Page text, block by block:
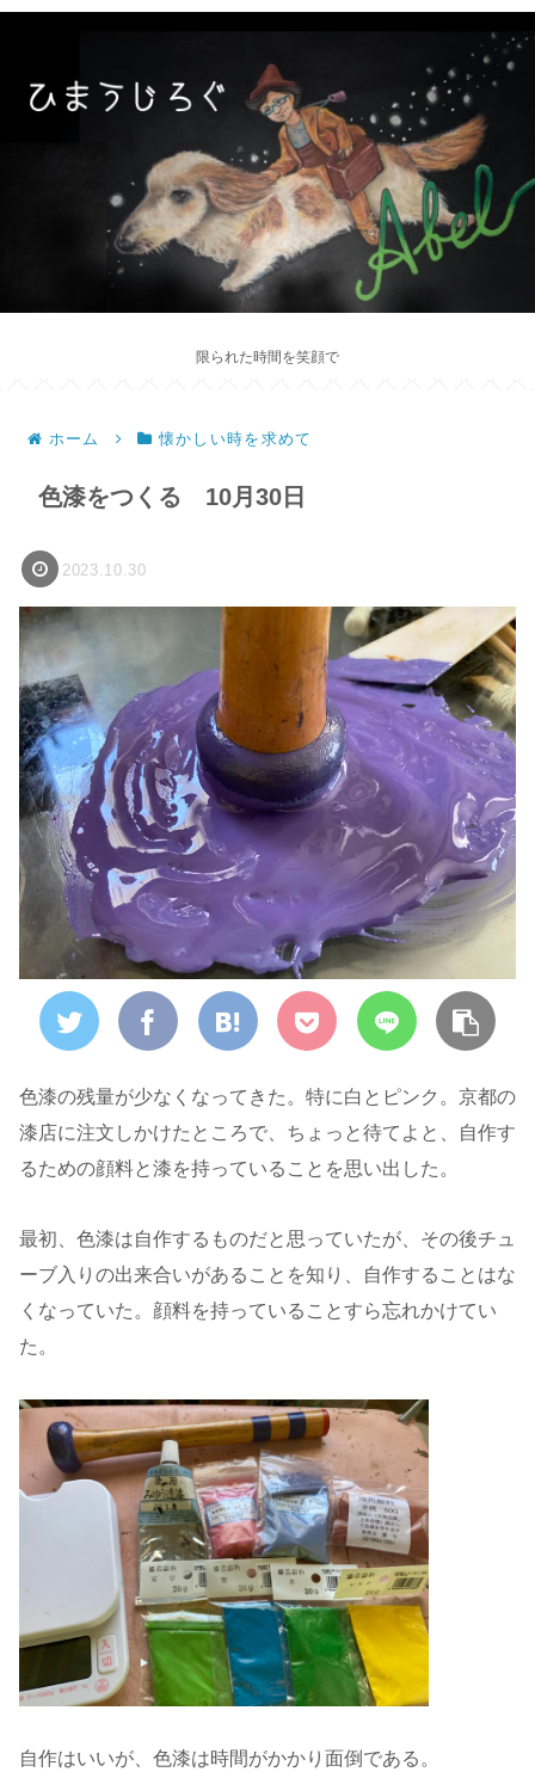
限られた時間を笑顔で
ホーム 懐かしい時を求めて
色漆をつくる 10月30日
2023.10.30
色漆の残量が少なくなってきた。特に白とピンク。京都の
漆店に注文しかけたところで、ちょっと待てよと、自作す
るための顔料と漆を持っていることを思い出した。
最初、色漆は自作するものだと思っていたが、その後チュ
ーブ入りの出来合いがあることを知り、自作することはな
くなっていた。顔料を持っていることすら忘れかけてい
た。
自作はいいが、色漆は時間がかかり面倒である。